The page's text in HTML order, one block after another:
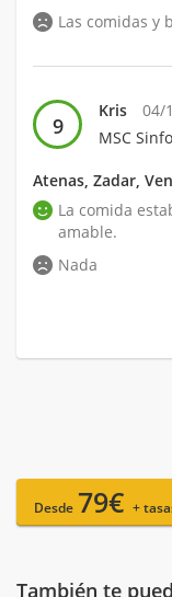
Las comidas y
9
Kris
04/
MSC
Atenas, Zadar,
La comida
amable.
Nada
Desde 79€ +
También te